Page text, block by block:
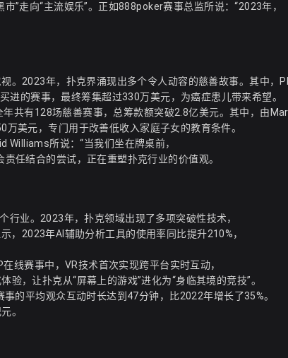
”走向“主流娱乐”。正如888poker赛事总监所说：“2023年，
。2023年，扑克界涌现出多个令人动容的慈善故事。其中，
进的赛事，最终筹集超过330万美元，为癌症患儿带来希望。
共有128场慈善赛事，总筹款额突破2.8亿美元。其中，由
美元，专门用于改善低收入家庭子女的教育条件。
Williams所说：“当我们坐在牌桌前，
任结合的尝试，正在重塑扑克行业的价值观。
行业。2023年，扑克领域出现了多项突破性技术，
，2023年AI辅助分析工具的使用率同比提升210%，
线赛事中，VR技术首次实现跨平台实时互动，
，让扑克从“屏幕上的游戏”进化为“身临其境的竞技”。
的平均观众互动时长达到47分钟，比2022年增长了35%。
。